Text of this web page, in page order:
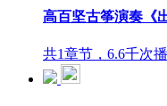
高百坚古筝演奏《
共1章节，6.6千次